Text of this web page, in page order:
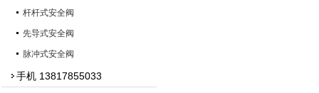
杆杆式安全阀
先导式安全阀
脉冲式安全阀
手机 13817855033